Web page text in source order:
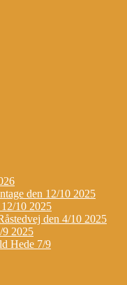
den 12/10 2025
10 2025
den 4/10 2025
9 2025
Hede 7/9